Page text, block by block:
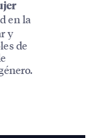
en la
y
de